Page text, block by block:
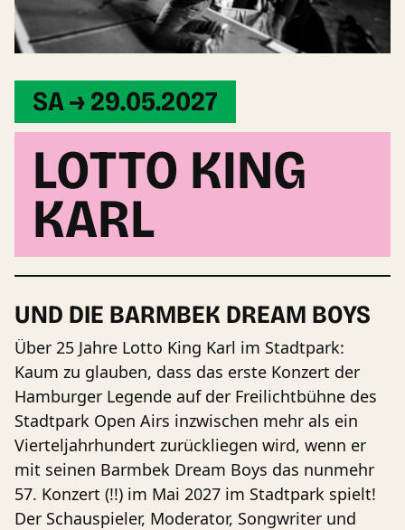
SA → 29.05.2027
LOTTO KING
KARL
UND DIE BARMBEK DREAM BOYS
Über 25 Jahre Lotto King Karl im Stadtpark:
Kaum zu glauben, dass das erste Konzert der
Hamburger Legende auf der Freilichtbühne des
Stadtpark Open Airs inzwischen mehr als ein
Vierteljahrhundert zurückliegen wird, wenn er
mit seinen Barmbek Dream Boys das nunmehr
57. Konzert (!!) im Mai 2027 im Stadtpark spielt!
Der Schauspieler, Moderator, Songwriter und